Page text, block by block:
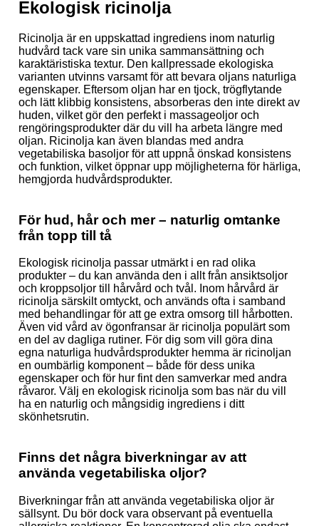
Ekologisk ricinolja
Ricinolja är en uppskattad ingrediens inom naturlig
hudvård tack vare sin unika sammansättning och
karaktäristiska textur. Den kallpressade ekologiska
varianten utvinns varsamt för att bevara oljans naturliga
egenskaper. Eftersom oljan har en tjock, trögflytande
och lätt klibbig konsistens, absorberas den inte direkt av
huden, vilket gör den perfekt i massageoljor och
rengöringsprodukter där du vill ha arbeta längre med
oljan. Ricinolja kan även blandas med andra
vegetabiliska basoljor för att uppnå önskad konsistens
och funktion, vilket öppnar upp möjligheterna för härliga,
hemgjorda hudvårdsprodukter.
För hud, hår och mer – naturlig omtanke
från topp till tå
Ekologisk ricinolja passar utmärkt i en rad olika
produkter – du kan använda den i allt från ansiktsoljor
och kroppsoljor till hårvård och tvål. Inom hårvård är
ricinolja särskilt omtyckt, och används ofta i samband
med behandlingar för att ge extra omsorg till hårbotten.
Även vid vård av ögonfransar är ricinolja populärt som
en del av dagliga rutiner. För dig som vill göra dina
egna naturliga hudvårdsprodukter hemma är ricinoljan
en oumbärlig komponent – både för dess unika
egenskaper och för hur fint den samverkar med andra
råvaror. Välj en ekologisk ricinolja som bas när du vill
ha en naturlig och mångsidig ingrediens i ditt
skönhetsrutin.
Finns det några biverkningar av att
använda vegetabiliska oljor?
Biverkningar från att använda vegetabiliska oljor är
sällsynt. Du bör dock vara observant på eventuella